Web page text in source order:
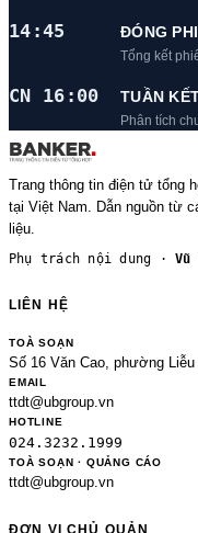
14:45 ĐÓNG
Tổng kết
CN 16:00 TUẦN
Phân tích
Trang thông tin điện tử tổng
tại Việt Nam. Dẫn nguồn từ
liệu.
Phụ trách nội dung ·Vũ
LIÊN HỆ
TOÀ SOẠN
Số 16 Văn Cao, phường
EMAIL
ttdt@ubgroup.vn
HOTLINE
024.3232.1999
TOÀ SOẠN · QUẢNG CÁO
ttdt@ubgroup.vn
ĐƠN VỊ CHỦ QUẢN